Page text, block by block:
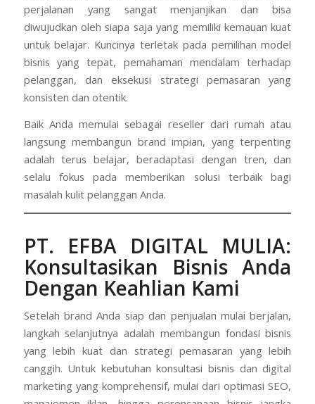
perjalanan yang sangat menjanjikan dan bisa
diwujudkan oleh siapa saja yang memiliki kemauan kuat
untuk belajar. Kuncinya terletak pada pemilihan model
bisnis yang tepat, pemahaman mendalam terhadap
pelanggan, dan eksekusi strategi pemasaran yang
konsisten dan otentik.
Baik Anda memulai sebagai reseller dari rumah atau
langsung membangun brand impian, yang terpenting
adalah terus belajar, beradaptasi dengan tren, dan
selalu fokus pada memberikan solusi terbaik bagi
masalah kulit pelanggan Anda.
PT. EFBA DIGITAL MULIA:
Konsultasikan Bisnis Anda
Dengan Keahlian Kami
Setelah brand Anda siap dan penjualan mulai berjalan,
langkah selanjutnya adalah membangun fondasi bisnis
yang lebih kuat dan strategi pemasaran yang lebih
canggih. Untuk kebutuhan konsultasi bisnis dan digital
marketing yang komprehensif, mulai dari optimasi SEO,